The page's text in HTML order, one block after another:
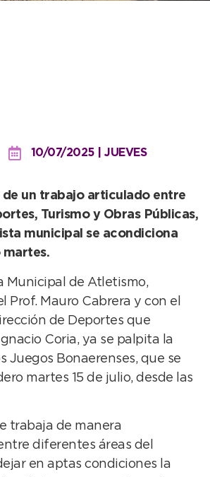
10/07/2025 | JUEVES
de un trabajo articulado entre
Turismo y Obras Públicas,
municipal se acondiciona
martes.
Municipal de Atletismo,
Prof. Mauro Cabrera y con el
de Deportes que
Coria, ya se palpita la
Juegos Bonaerenses, que se
martes 15 de julio, desde las
trabaja de manera
diferentes áreas del
en aptas condiciones la